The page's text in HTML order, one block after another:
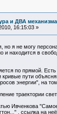
и ДВА
16:15:03 »
но я не могу
и находится в
по прямой.
пути
энергии", на
траектории
Ивченкова
, ссылка на